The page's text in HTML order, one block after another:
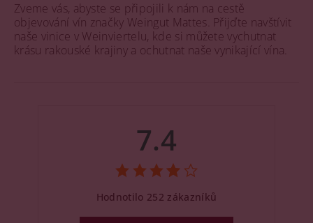
Zveme vás, abyste se připojili k nám na cestě
objevování vín značky Weingut Mattes. Přijďte navštívit
naše vinice v Weinviertelu, kde si můžete vychutnat
krásu rakouské krajiny a ochutnat naše vynikající vína.
7.4
Hodnotilo 252 zákazníků